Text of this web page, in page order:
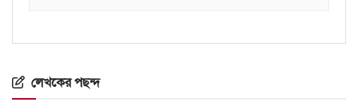
লেখকের পছন্দ